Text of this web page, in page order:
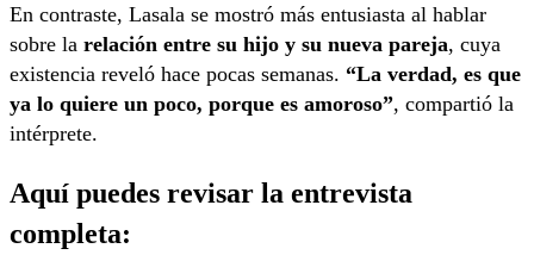
En contraste, Lasala se mostró más entusiasta al hablar
sobre la relación entre su hijo y su nueva pareja, cuya
existencia reveló hace pocas semanas. “La verdad, es que
ya lo quiere un poco, porque es amoroso”, compartió la
intérprete.
Aquí puedes revisar la entrevista
completa: